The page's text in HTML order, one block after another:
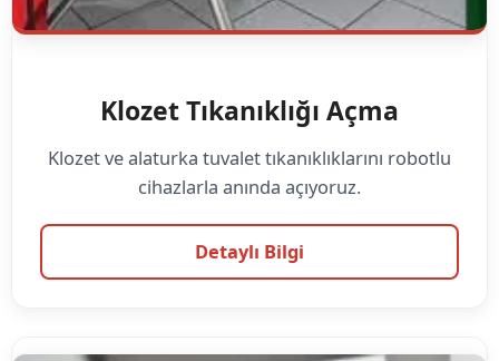
Klozet Tıkanıklığı Açma
Klozet ve alaturka tuvalet tıkanıklıklarını robotlu
cihazlarla anında açıyoruz.
Detaylı Bilgi